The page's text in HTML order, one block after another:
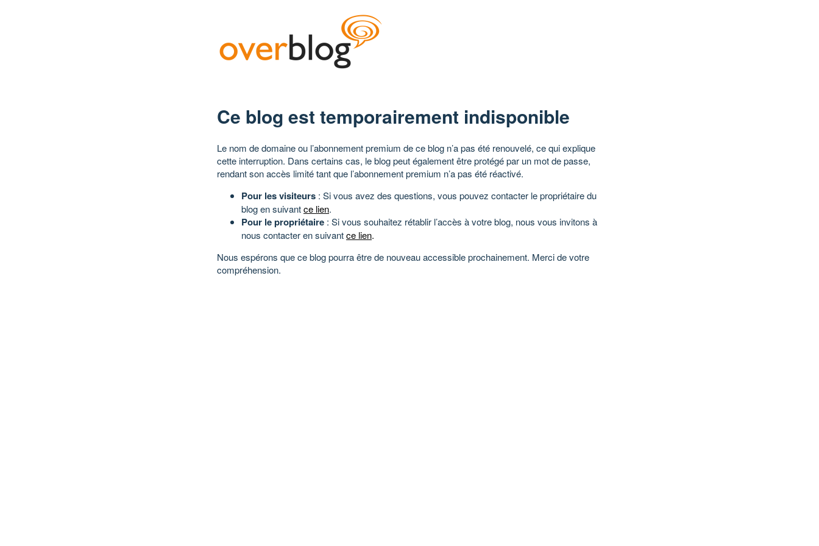
Ce blog est temporairement indisponible
Le nom de domaine ou l’abonnement premium de ce blog n’a pas été renouvelé, ce qui explique
cette interruption. Dans certains cas, le blog peut également être protégé par un mot de passe,
rendant son accès limité tant que l’abonnement premium n’a pas été réactivé.
Pour les visiteurs : Si vous avez des questions, vous pouvez contacter le propriétaire du
blog en suivantce lien.
Pour le propriétaire : Si vous souhaitez rétablir l’accès à votre blog, nous vous invitons à
nous contacter en suivantce lien.
Nous espérons que ce blog pourra être de nouveau accessible prochainement. Merci de votre
compréhension.